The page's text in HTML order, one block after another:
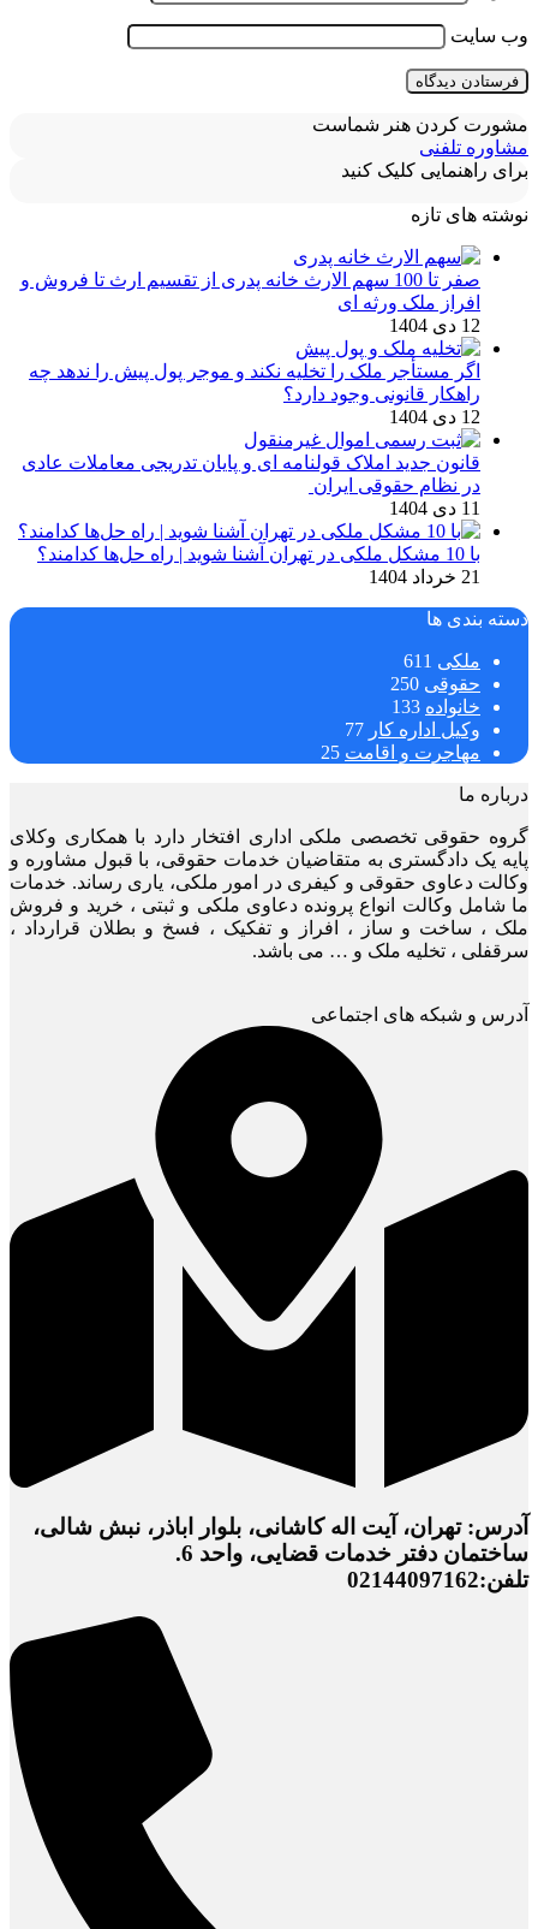
وب‌ سایت
مشورت کردن هنر شماست
مشاوره تلفنی
برای راهنمایی کلیک کنید
نوشته های تازه
صفر تا 100 سهم الارث خانه پدری از تقسیم ارث تا فروش و
افراز ملک ورثه ای
12 دی 1404
اگر مستأجر ملک را تخلیه نکند و موجر پول پیش را ندهد چه
راهکار قانونی وجود دارد؟
12 دی 1404
قانون جدید املاک قولنامه ای و پایان تدریجی معاملات عادی
در نظام حقوقی ایران
11 دی 1404
با 10 مشکل ملکی در تهران آشنا شوید | راه حل‌ها کدامند؟
21 خرداد 1404
دسته بندی ها
ملکی 611
حقوقی 250
خانواده 133
وکیل اداره کار 77
مهاجرت و اقامت 25
درباره ما
گروه حقوقی تخصصی ملکی اداری افتخار دارد با همکاری وکلای
پایه یک دادگستری به متقاضیان خدمات حقوقی، با قبول مشاوره و
وکالت دعاوی حقوقی و کیفری در امور ملکی، یاری رساند. خدمات
ما شامل وکالت انواع پرونده دعاوی ملکی و ثبتی ، خرید و فروش
ملک ، ساخت و ساز ، افراز و تفکیک ، فسخ و بطلان قرارداد ،
سرقفلی ، تخلیه ملک و … می باشد.
آدرس و شبکه های اجتماعی
آدرس: تهران، آیت اله کاشانی، بلوار اباذر، نبش شالی،
ساختمان دفتر خدمات قضایی، واحد 6.
تلفن:02144097162